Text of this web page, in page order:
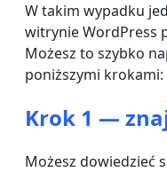
W takim wypadku
witrynie WordPress
Możesz to szybko
poniższymi krokami:
Krok 1 —
Możesz dowiedzieć